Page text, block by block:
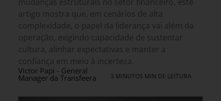
artigo mostra que, em cenários de alta
complexidade, o papel da liderança vai além da
operação, exigindo capacidade de sustentar
cultura, alinhar expectativas e manter a
confiança em meio à incerteza.
Victor Papi - General
Manager da Transfeera 3 MINUTOS MIN DE LEITURA